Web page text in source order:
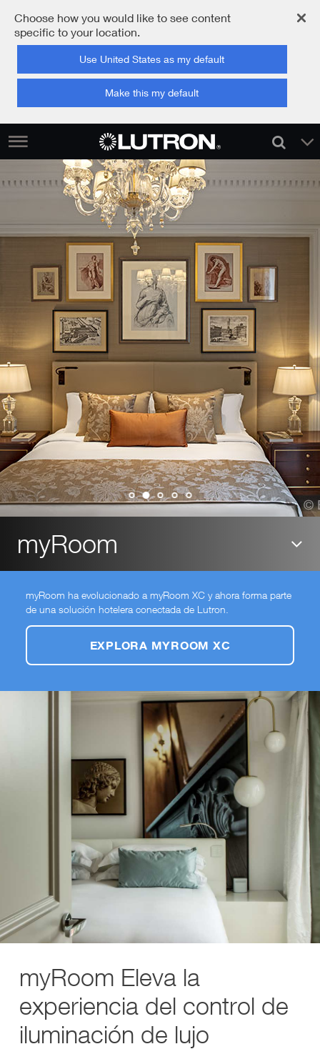
Choose how you would like to see content
specific to your location.
Use United States as my default
Make this my default
myRoom
myRoom ha evolucionado a myRoom XC y ahora forma parte
de una solución hotelera conectada de Lutron.
EXPLORA MYROOM XC
myRoom Eleva la
experiencia del control de
iluminación de lujo